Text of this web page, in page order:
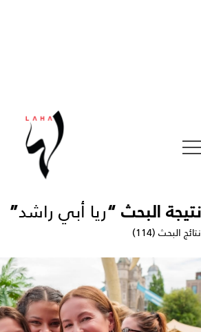
نتيجة البحث “ريا أبي راشد”
نتائج البحث (114)